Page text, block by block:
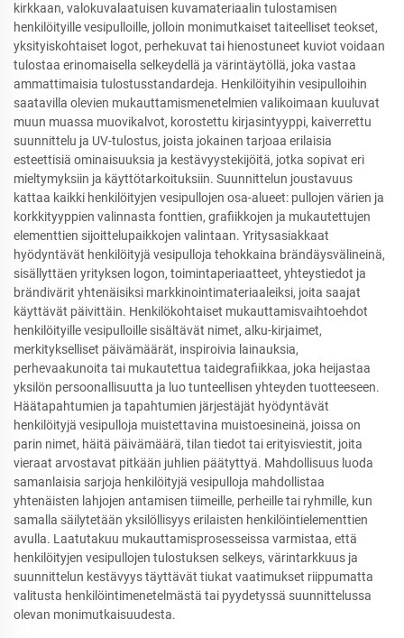
kirkkaan, valokuvalaatuisen kuvamateriaalin tulostamisen
henkilöityille vesipulloille, jolloin monimutkaiset taiteelliset teokset,
yksityiskohtaiset logot, perhekuvat tai hienostuneet kuviot voidaan
tulostaa erinomaisella selkeydellä ja värintäytöllä, joka vastaa
ammattimaisia tulostusstandardeja. Henkilöityihin vesipulloihin
saatavilla olevien mukauttamismenetelmien valikoimaan kuuluvat
muun muassa muovikalvot, korostettu kirjasintyyppi, kaiverrettu
suunnittelu ja UV-tulostus, joista jokainen tarjoaa erilaisia
esteettisiä ominaisuuksia ja kestävyystekijöitä, jotka sopivat eri
mieltymyksiin ja käyttötarkoituksiin. Suunnittelun joustavuus
kattaa kaikki henkilöityjen vesipullojen osa-alueet: pullojen värien ja
korkkityyppien valinnasta fonttien, grafiikkojen ja mukautettujen
elementtien sijoittelupaikkojen valintaan. Yritysasiakkaat
hyödyntävät henkilöityjä vesipulloja tehokkaina brändäysvälineinä,
sisällyttäen yrityksen logon, toimintaperiaatteet, yhteystiedot ja
brändivärit yhtenäisiksi markkinointimateriaaleiksi, joita saajat
käyttävät päivittäin. Henkilökohtaiset mukauttamisvaihtoehdot
henkilöityille vesipulloille sisältävät nimet, alku-kirjaimet,
merkitykselliset päivämäärät, inspiroivia lainauksia,
perhevaakunoita tai mukautettua taidegrafiikkaa, joka heijastaa
yksilön persoonallisuutta ja luo tunteellisen yhteyden tuotteeseen.
Häätapahtumien ja tapahtumien järjestäjät hyödyntävät
henkilöityjä vesipulloja muistettavina muistoesineinä, joissa on
parin nimet, häitä päivämäärä, tilan tiedot tai erityisviestit, joita
vieraat arvostavat pitkään juhlien päätyttyä. Mahdollisuus luoda
samanlaisia sarjoja henkilöityjä vesipulloja mahdollistaa
yhtenäisten lahjojen antamisen tiimeille, perheille tai ryhmille, kun
samalla säilytetään yksilöllisyys erilaisten henkilöintielementtien
avulla. Laatutakuu mukauttamisprosesseissa varmistaa, että
henkilöityjen vesipullojen tulostuksen selkeys, värintarkkuus ja
suunnittelun kestävyys täyttävät tiukat vaatimukset riippumatta
valitusta henkilöintimenetelmästä tai pyydetyssä suunnittelussa
olevan monimutkaisuudesta.